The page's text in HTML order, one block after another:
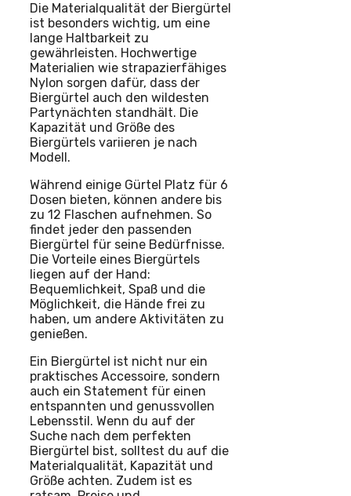
Die Materialqualität der Biergürtel
ist besonders wichtig, um eine
lange Haltbarkeit zu
gewährleisten. Hochwertige
Materialien wie strapazierfähiges
Nylon sorgen dafür, dass der
Biergürtel auch den wildesten
Partynächten standhält. Die
Kapazität und Größe des
Biergürtels variieren je nach
Modell.
Während einige Gürtel Platz für 6
Dosen bieten, können andere bis
zu 12 Flaschen aufnehmen. So
findet jeder den passenden
Biergürtel für seine Bedürfnisse.
Die Vorteile eines Biergürtels
liegen auf der Hand:
Bequemlichkeit, Spaß und die
Möglichkeit, die Hände frei zu
haben, um andere Aktivitäten zu
genießen.
Ein Biergürtel ist nicht nur ein
praktisches Accessoire, sondern
auch ein Statement für einen
entspannten und genussvollen
Lebensstil. Wenn du auf der
Suche nach dem perfekten
Biergürtel bist, solltest du auf die
Materialqualität, Kapazität und
Größe achten. Zudem ist es